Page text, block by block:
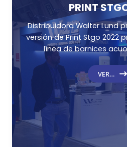
PRINT
Distribuidora Walter Lund
versión de Print Stgo 2022
línea de barnices
VER…